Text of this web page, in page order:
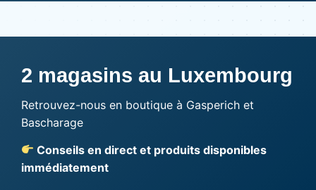
2 magasins au Luxembourg
Retrouvez-nous en boutique à Gasperich et
Bascharage
Conseils en direct et produits disponibles
immédiatement